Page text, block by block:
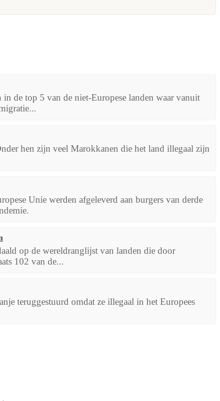
de top 5 van de niet-Europese landen waar vanuit
hen zijn veel Marokkanen die het land illegaal zijn
Unie werden afgeleverd aan burgers van derde
op de wereldranglijst van landen die door
102 van de...
teruggestuurd omdat ze illegaal in het Europees